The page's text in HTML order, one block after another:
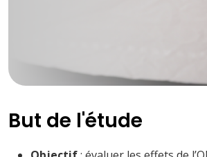
But de l'étude